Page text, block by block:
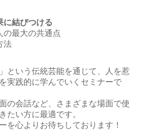
に結びつける
の最大の共通点
法
という伝統芸能を通じて、人を惹
実践的に学んでいくセミナーで
の会話など、さまざまな場面で使
たい方に最適です。
を心よりお待ちしております！